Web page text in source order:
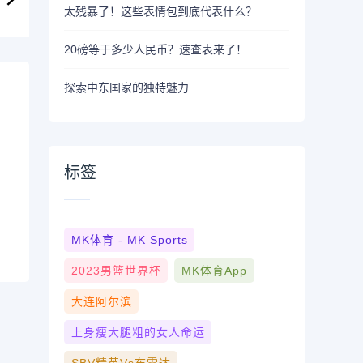
太残暴了！这些表情包到底代表什么？
20磅等于多少人民币？速查表来了！
探索中东国家的独特魅力
标签
MK体育 - MK Sports
2023男篮世界杯 MK体育App
大连阿尔滨
上身瘦大腿粗的女人命运